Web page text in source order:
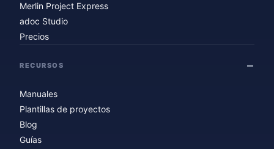
Merlin Project Express
adoc Studio
Precios
RECURSOS
Manuales
Plantillas de proyectos
Blog
Guías